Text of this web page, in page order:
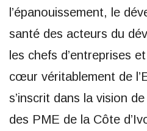
l’épanouissement, le
santé des acteurs du
les chefs d’entreprises
cœur véritablement de
s’inscrit dans la vision
des PME de la Côte